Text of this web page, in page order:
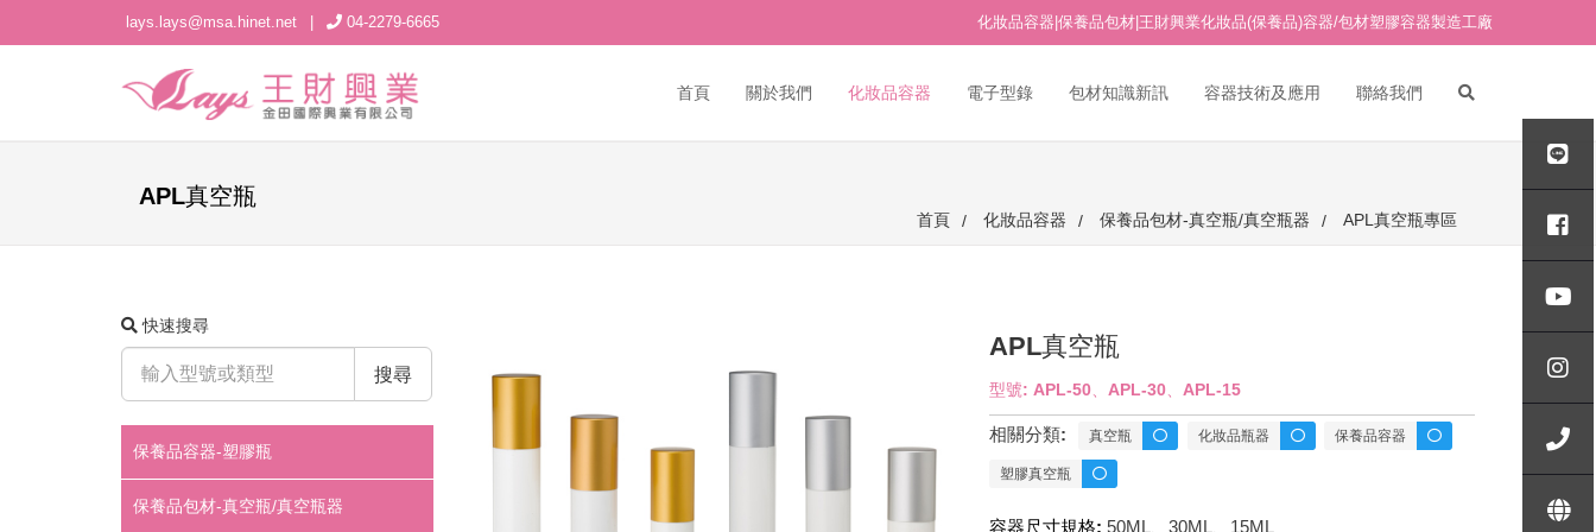
lays.lays@msa.hinet.net 04-2279-6665 化妝品容器|保養品包材|王財興業化妝品(保養品)容器/包材塑膠容器製造工廠
首頁 關於我們 化妝品容器
PETG面霜瓶/PETG塑膠面霜
AB真空瓶專區
API真空瓶專區
APL真空瓶專區
APS真空瓶專區
20牙 壓頭/噴頭
壓克力水瓶/真空瓶-H專區
壓克力水瓶/真空瓶-ID專區
壓克力面霜瓶 AE/BE/CE專區
電子型錄 包材知識新訊 容器技術及應用 聯絡我們
APL真空瓶
首頁 化妝品容器 保養品包材-真空瓶/真空瓶器 APL真空瓶專區
快速搜尋
搜尋
保養品容器-塑膠瓶
保養品包材-真空瓶/真空瓶器
APL真空瓶
型號: APL-50、APL-30、APL-15
相關分類: 真空瓶 化妝品瓶器 保養品容器
塑膠真空瓶
容器尺寸規格: 50ML、30ML、15ML